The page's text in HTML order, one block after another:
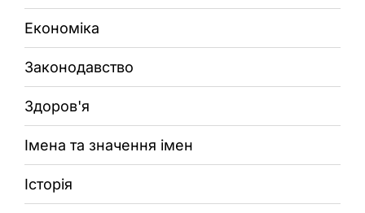
Економіка
Законодавство
Здоров'я
Імена та значення імен
Історія